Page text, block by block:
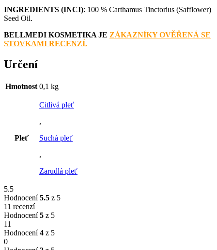
INGREDIENTS (INCI): 100 % Carthamus Tinctorius (Safflower)
Seed Oil.
BELLMEDI KOSMETIKA JE ZÁKAZNÍKY OVĚŘENÁ SE
STOVKAMI RECENZÍ.
Určení
Hmotnost 0,1 kg
Pleť
Citlivá pleť
,
Suchá pleť
,
Zarudlá pleť
5.5
Hodnocení5.5 z 5
11 recenzí
Hodnocení5 z 5
11
Hodnocení4 z 5
0